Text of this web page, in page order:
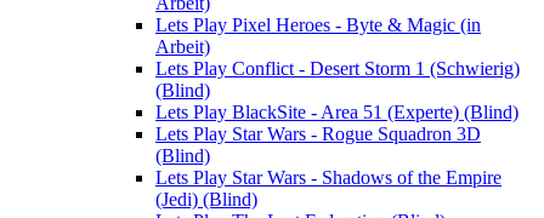
Lets Play Pixel Heroes - Byte & Magic (in
Arbeit)
Lets Play Conflict - Desert Storm 1 (Schwierig)
(Blind)
Lets Play BlackSite - Area 51 (Experte) (Blind)
Lets Play Star Wars - Rogue Squadron 3D
(Blind)
Lets Play Star Wars - Shadows of the Empire
(Jedi) (Blind)